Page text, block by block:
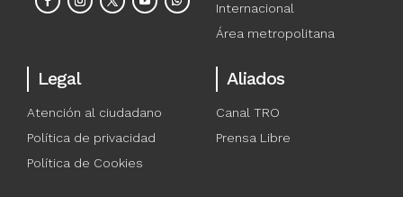
Internacional
Área metropolitana
Legal
Atención al ciudadano
Política de privacidad
Política de Cookies
Aliados
Canal TRO
Prensa Libre